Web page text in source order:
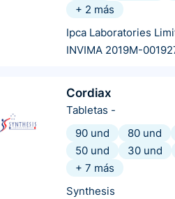
+ 2 más
Ipca Laboratories
INVIMA 2019M-
Cordiax
Tabletas -
90 und
80 und
50 und
30 und
+ 7 más
Synthesis